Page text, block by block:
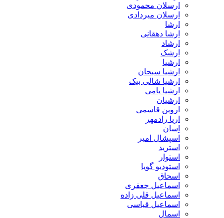
ارسلان محمودی
ارسلان میردادی
ارشا
ارشا دهقانی
ارشاد
ارشک
ارشیا
ارشیا سبحان
ارشیا شالی بیک
ارشیا یامی
ارشیان
اروین قاسمی
اریا رادمهر
اِسان
اسپشال امیر
استرید
استوار
استودیو گویا
اسحاق
اسماعیل جعفری
اسماعیل قلی زاده
اسماعیل قیاسی
اسمال